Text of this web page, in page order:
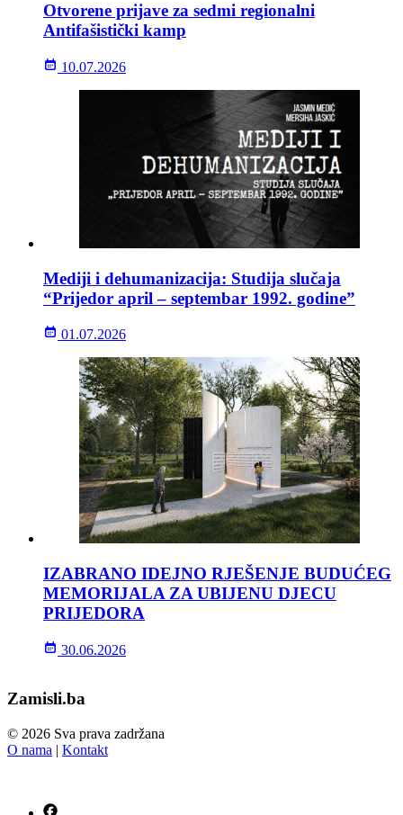
Otvorene prijave za sedmi regionalni
Antifašistički kamp
10.07.2026
Mediji i dehumanizacija: Studija slučaja
“Prijedor april – septembar 1992. godine”
01.07.2026
IZABRANO IDEJNO RJEŠENJE BUDUĆEG
MEMORIJALA ZA UBIJENU DJECU
PRIJEDORA
30.06.2026
Zamisli.ba
© 2026 Sva prava zadržana
O nama | Kontakt